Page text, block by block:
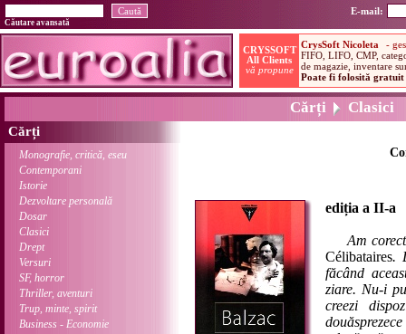
E-mail:
Căutare avansată
Cărți Clasici
Cărți
Monografie, critică, eseu
Contemporani
Istorie
Dezvoltare personală
Dosar
Clasici
Drept
Versuri
SF, horror
Thriller, aventuri
Trup, minte, spirit
Business - Economie
ediția a II-a
Am
Célibataires.
făcând
ziare. Nu-i
creezi